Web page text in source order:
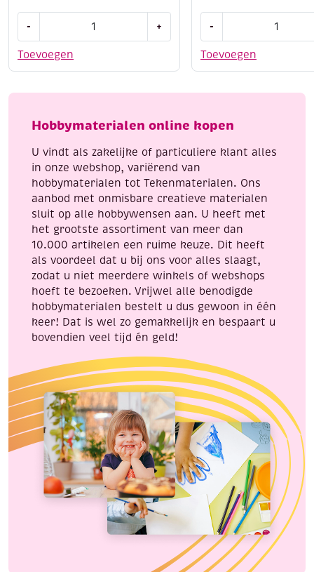
Toevoegen
-
Dahle
+
Toevoegen
-
papiersnijmachine
type:
Hobbymaterialen online kopen
U vindt als zakelijke of particuliere klant alles
in onze webshop, variërend van
hobbymaterialen tot Tekenmaterialen. Ons
aanbod met onmisbare creatieve materialen
sluit op alle hobbywensen aan. U heeft met
het grootste assortiment van meer dan
10.000 artikelen een ruime keuze. Dit heeft
als voordeel dat u bij ons voor alles slaagt,
zodat u niet meerdere winkels of webshops
hoeft te bezoeken. Vrijwel alle benodigde
hobbymaterialen bestelt u dus gewoon in één
keer! Dat is wel zo gemakkelijk en bespaart u
bovendien veel tijd én geld!